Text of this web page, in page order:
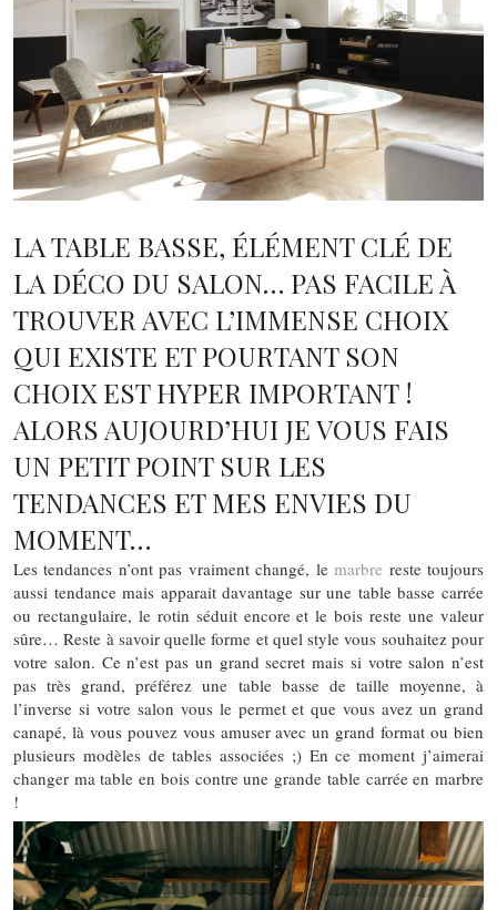
LA TABLE BASSE, ÉLÉMENT CLÉ DE
LA DÉCO DU SALON… PAS FACILE À
TROUVER AVEC L’IMMENSE CHOIX
QUI EXISTE ET POURTANT SON
CHOIX EST HYPER IMPORTANT !
ALORS AUJOURD’HUI JE VOUS FAIS
UN PETIT POINT SUR LES
TENDANCES ET MES ENVIES DU
MOMENT…
Les tendances n’ont pas vraiment changé, lemarbre reste toujours
aussi tendance mais apparait davantage sur une table basse carrée
ou rectangulaire, le rotin séduit encore et le bois reste une valeur
sûre… Reste à savoir quelle forme et quel style vous souhaitez pour
votre salon. Ce n’est pas un grand secret mais si votre salon n’est
pas très grand, préférez une table basse de taille moyenne, à
l’inverse si votre salon vous le permet et que vous avez un grand
canapé, là vous pouvez vous amuser avec un grand format ou bien
plusieurs modèles de tables associées ;) En ce moment j’aimerai
changer ma table en bois contre une grande table carrée en marbre
!